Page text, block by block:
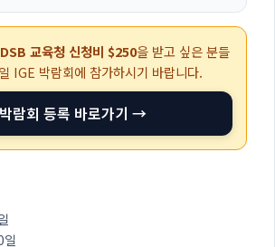
교육청 신청비 $250을 받고 싶은 분들
IGE 박람회에 참가하시기 바랍니다.
박람회 등록 바로가기 →
일